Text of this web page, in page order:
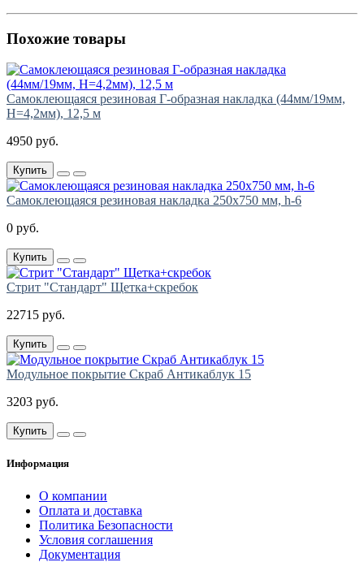
Похожие товары
Самоклеющаяся резиновая Г-образная накладка (44мм/19мм,
H=4,2мм), 12,5 м
4950 руб.
Купить
Самоклеющаяся резиновая накладка 250х750 мм, h-6
0 руб.
Купить
Стрит "Стандарт" Щетка+скребок
22715 руб.
Купить
Модульное покрытие Скраб Антикаблук 15
3203 руб.
Купить
Информация
О компании
Оплата и доставка
Политика Безопасности
Условия соглашения
Документация